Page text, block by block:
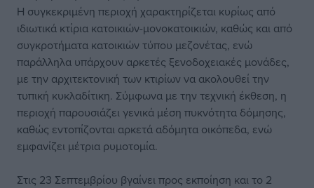
Η συγκεκριμένη περιοχή χαρακτηρίζεται κυρίως από
ιδιωτικά κτίρια κατοικιών-μονοκατοικιών, καθώς και από
συγκροτήματα κατοικιών τύπου μεζονέτας, ενώ
παράλληλα υπάρχουν αρκετές ξενοδοχειακές μονάδες,
με την αρχιτεκτονική των κτιρίων να ακολουθεί την
τυπική κυκλαδίτικη. Σύμφωνα με την τεχνική έκθεση, η
περιοχή παρουσιάζει γενικά μέση πυκνότητα δόμησης,
καθώς εντοπίζονται αρκετά αδόμητα οικόπεδα, ενώ
εμφανίζει μέτρια ρυμοτομία.
Στις 23 Σεπτεμβρίου βγαίνει προς εκποίηση και το 2